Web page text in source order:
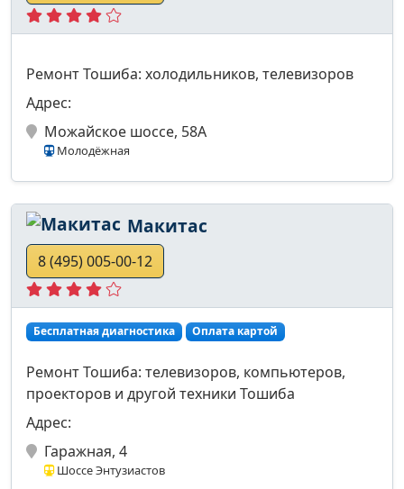
Ремонт Тошиба: холодильников, телевизоров
Адрес:
Можайское шоссе, 58А
Молодёжная
Макитас
8 (495) 005-00-12
Бесплатная диагностика Оплата картой
Ремонт Тошиба: телевизоров, компьютеров,
проекторов и другой техники Тошиба
Адрес:
Гаражная, 4
Шоссе Энтузиастов